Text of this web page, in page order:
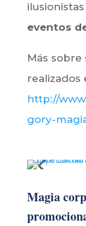
eventos
Más
realizados
http://
gory-